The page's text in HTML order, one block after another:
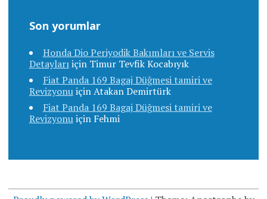
Son yorumlar
Honda Dio Periyodik Bakımları ve Servis
Detaylarıiçin Timur Tevfik Kocabıyık
Fiat Panda 169 Bagaj Düğmesi tamiri ve
RevizyonuiçinAtakan Demirtürk
Fiat Panda 169 Bagaj Düğmesi tamiri ve
Revizyonuiçin Fehmi